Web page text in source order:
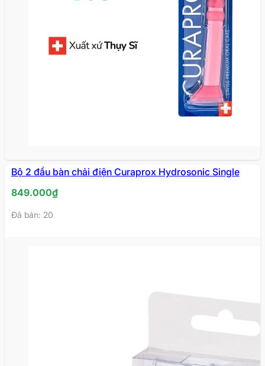
Bộ 2 đầu bàn chải điện Curaprox Hydrosonic Single
849.000₫
Đã bán: 20